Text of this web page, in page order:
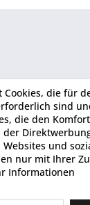
Cookies, die für
sind
die den
der
und
nur mit Ihrer
Informationen